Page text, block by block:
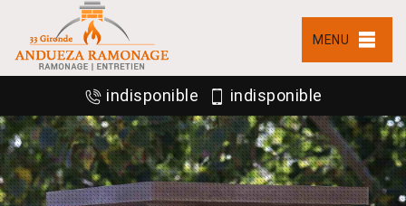
MENU
indisponible indisponible